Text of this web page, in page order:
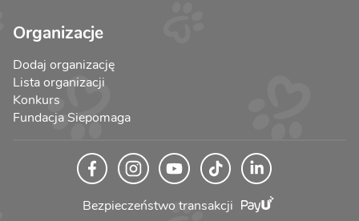
Organizacje
Dodaj organizację
Lista organizacji
Konkurs
Fundacja Siepomaga
Bezpieczeństwo transakcji